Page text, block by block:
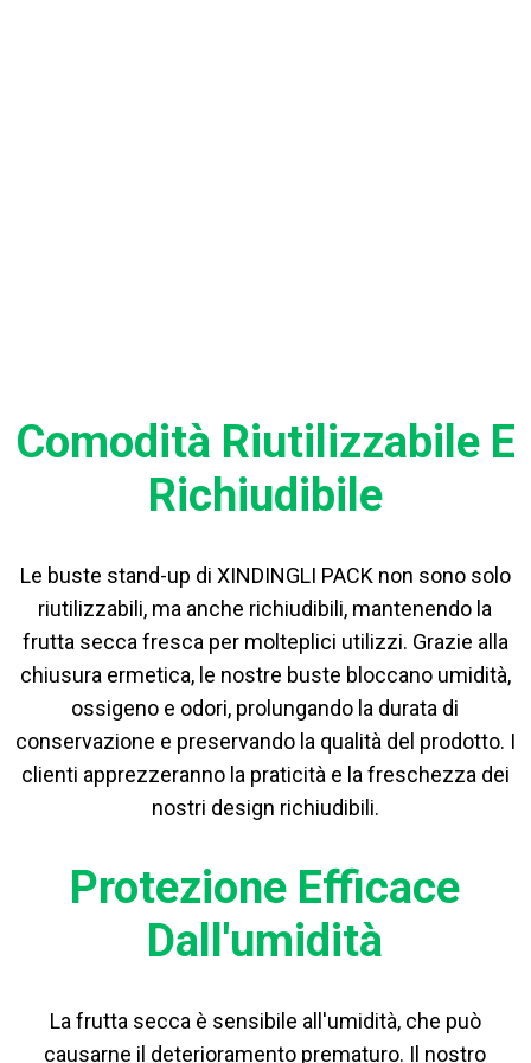
Comodità Riutilizzabile E
Richiudibile
Le buste stand-up di XINDINGLI PACK non sono solo
riutilizzabili, ma anche richiudibili, mantenendo la
frutta secca fresca per molteplici utilizzi. Grazie alla
chiusura ermetica, le nostre buste bloccano umidità,
ossigeno e odori, prolungando la durata di
conservazione e preservando la qualità del prodotto. I
clienti apprezzeranno la praticità e la freschezza dei
nostri design richiudibili.
Protezione Efficace
Dall'umidità
La frutta secca è sensibile all'umidità, che può
causarne il deterioramento prematuro. Il nostro